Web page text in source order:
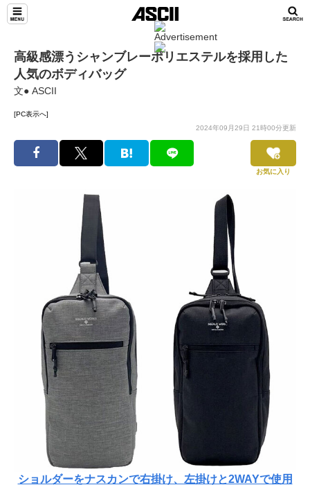
高級感漂うシャンブレーポリエステルを採用した
人気のボディバッグ
文● ASCII
[PC表示へ]
2024年09月29日 21時00分更新
お気に入り
ショルダーをナスカンで右掛け、左掛けと2WAYで使用